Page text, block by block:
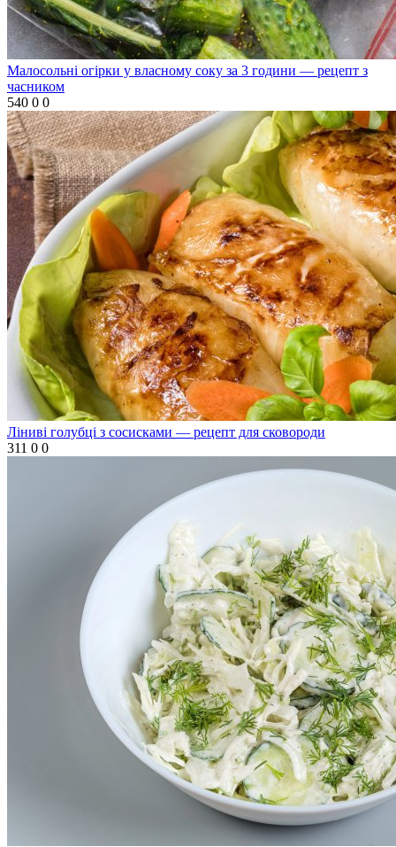
Малосольні огірки у власному соку за 3 години — рецепт з
часником
540 0 0
Ліниві голубці з сосисками — рецепт для сковороди
311 0 0